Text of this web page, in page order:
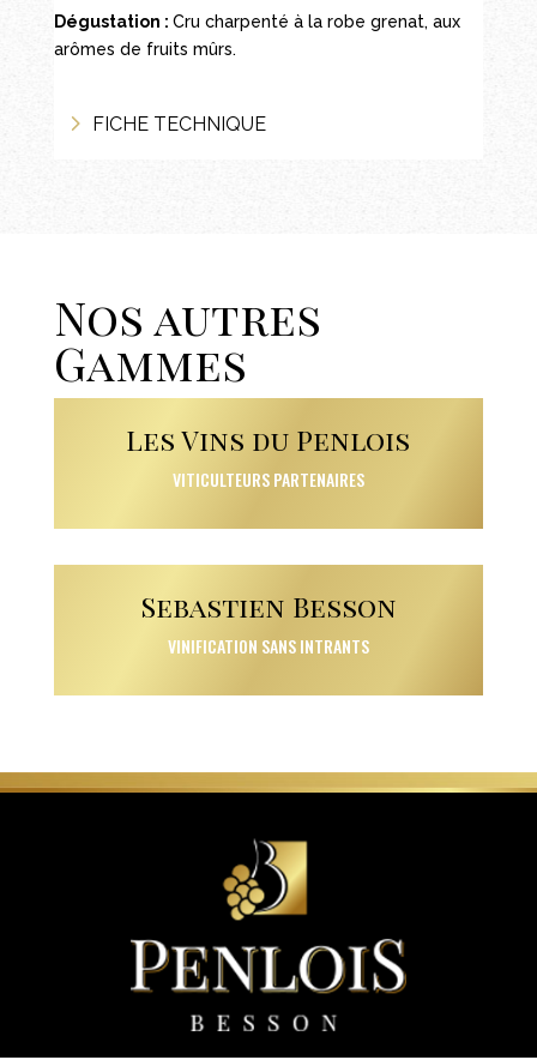
Dégustation : Cru charpenté à la robe grenat, aux
arômes de fruits mûrs.
FICHE TECHNIQUE
Nos autres
Gammes
Les Vins du Penlois
VITICULTEURS PARTENAIRES
Sebastien Besson
VINIFICATION SANS INTRANTS